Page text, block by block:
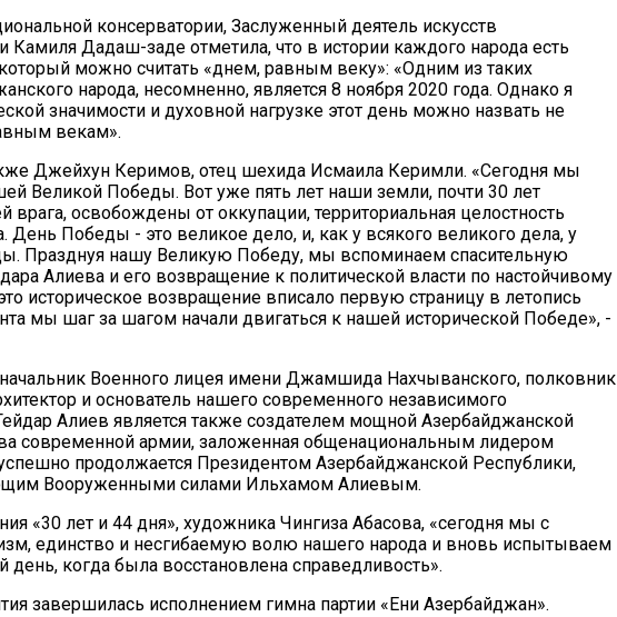
консерватории, Заслуженный деятель искусств
Камиля Дадаш-заде отметила, что в истории каждого народа есть
можно считать «днем, равным веку»: «Одним из таких
народа, несомненно, является 8 ноября 2020 года. Однако я
значимости и духовной нагрузке этот день можно назвать не
векам».
Джейхун Керимов, отец шехида Исмаила Керимли. «Сегодня мы
Великой Победы. Вот уже пять лет наши земли, почти 30 лет
врага, освобождены от оккупации, территориальная целостность
День Победы - это великое дело, и, как у всякого великого дела, у
Празднуя нашу Великую Победу, мы вспоминаем спасительную
Алиева и его возвращение к политической власти по настойчивому
историческое возвращение вписало первую страницу в летопись
мы шаг за шагом начали двигаться к нашей исторической Победе», -
Военного лицея имени Джамшида Нахчыванского, полковник
и основатель нашего современного независимого
Алиев является также создателем мощной Азербайджанской
современной армии, заложенная общенациональным лидером
продолжается Президентом Азербайджанской Республики,
Вооруженными силами Ильхамом Алиевым.
«30 лет и 44 дня», художника Чингиза Абасова, «сегодня мы с
единство и несгибаемую волю нашего народа и вновь испытываем
день, когда была восстановлена справедливость».
завершилась исполнением гимна партии «Ени Азербайджан».